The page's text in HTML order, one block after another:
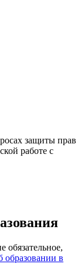
защиты прав
работе с
обязательное,
образовании в